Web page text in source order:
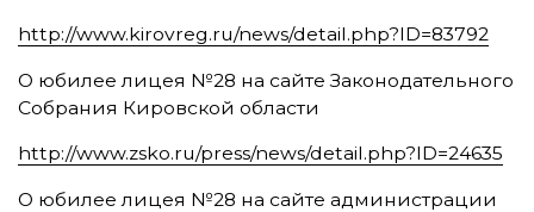
http://www.kirovreg.ru/news/detail.php?ID=83792
О юбилее лицея №28 на сайте Законодательного
Собрания Кировской области
http://www.zsko.ru/press/news/detail.php?ID=24635
О юбилее лицея №28 на сайте администрации